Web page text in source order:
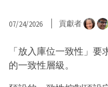
07/24/2026 貢獻者
「放入庫位一致性」
的一致性層級。